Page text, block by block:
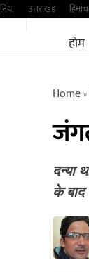
उत्तराखंड
होम
Home»
दन्या
के